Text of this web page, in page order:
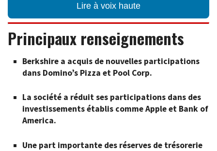
Lire à voix haute
Principaux renseignements
Berkshire a acquis de nouvelles participations
dans Domino’s Pizza et Pool Corp.
La société a réduit ses participations dans des
investissements établis comme Apple et Bank of
America.
Une part importante des réserves de trésorerie